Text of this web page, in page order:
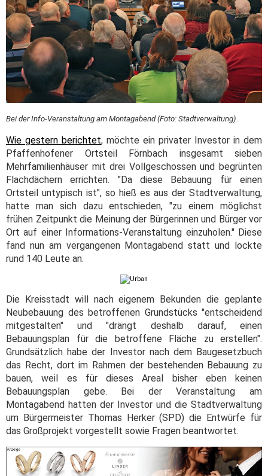
Bei der Info-Veranstaltung am Montagabend (Foto: Stadtverwaltung).
Wie gestern berichtet, möchte ein privater Investor in dem
Pfaffenhofener Ortsteil Förnbach insgesamt sieben
Mehrfamilienhäuser mit drei Vollgeschossen und begrünten
Flachdächern errichten. "Da diese Bebauung für einen
Ortsteil untypisch ist", so hieß es aus der Stadtverwaltung,
hatte man sich dazu entschieden, "zu einem möglichst
frühen Zeitpunkt die Meinung der Bürgerinnen und Bürger vor
Ort auf einer Informations-Veranstaltung einzuholen." Diese
fand nun am vergangenen Montagabend statt und lockte
rund 140 Leute an.
Die Kreisstadt will nach eigenem Bekunden die geplante
Neubebauung des betroffenen Grundstücks "entscheidend
mitgestalten" und "drängt deshalb darauf, einen
Bebauungsplan für die betroffene Fläche zu erstellen".
Grundsätzlich habe der Investor nach dem Baugesetzbuch
das Recht, dort im Rahmen der bestehenden Bebauung zu
bauen, weil es für dieses Areal bisher eben keinen
Bebauungsplan gebe. Bei der Veranstaltung am
Montagabend hatten der Investor und die Stadtverwaltung
um Bürgermeister Thomas Herker (SPD) die Entwürfe für
das Großprojekt vorgestellt sowie Fragen beantwortet.